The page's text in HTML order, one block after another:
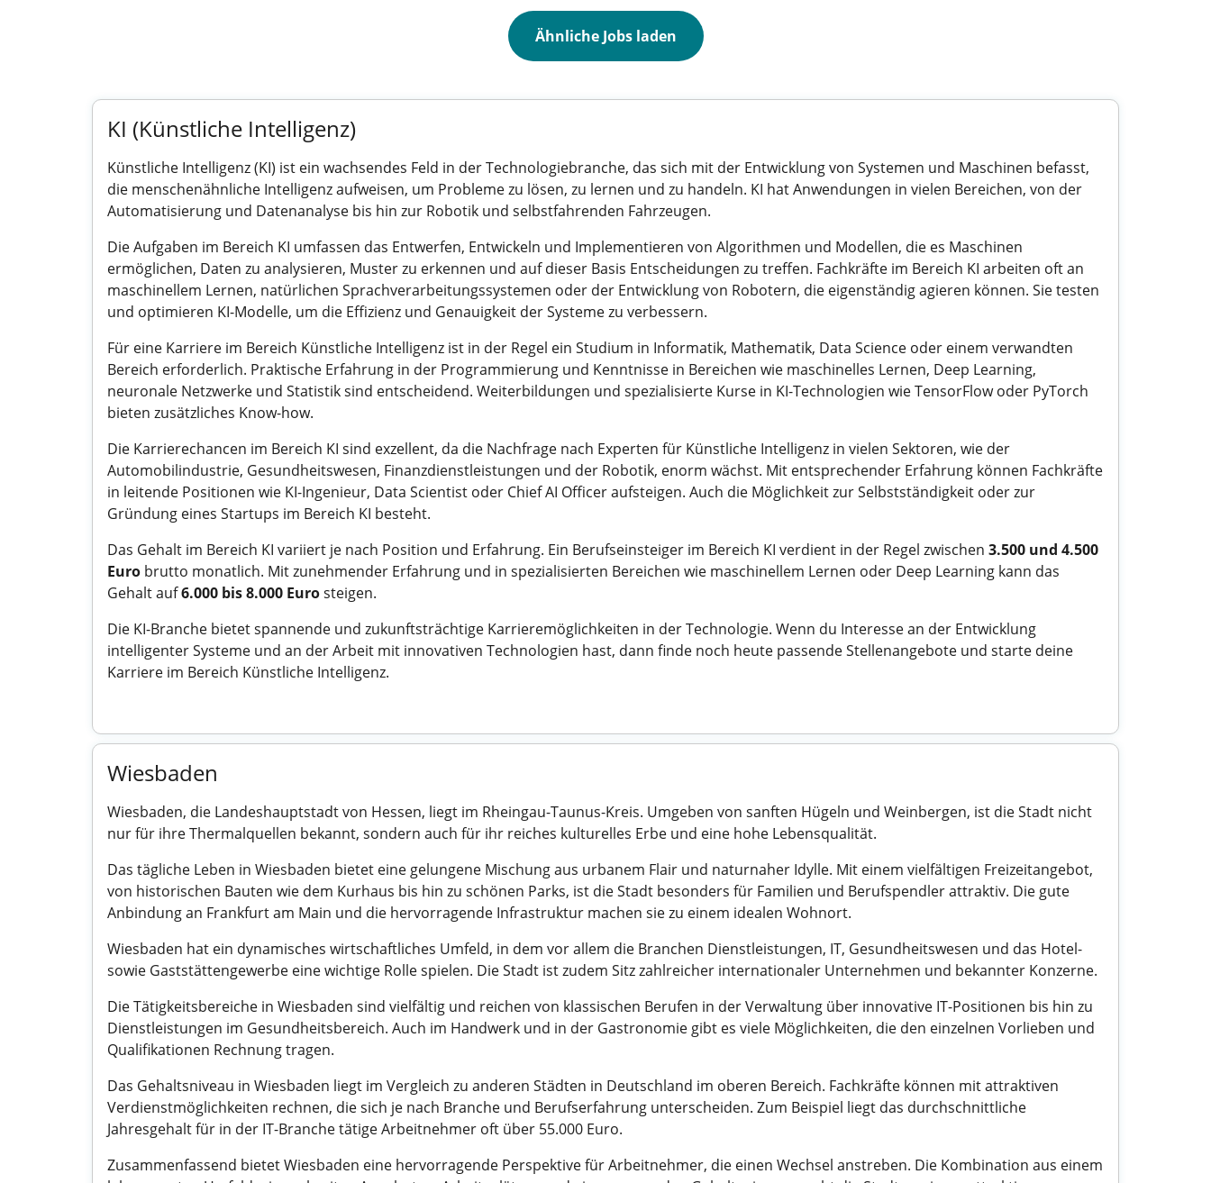
Ähnliche Jobs laden
KI (Künstliche Intelligenz)
Künstliche Intelligenz (KI) ist ein wachsendes Feld in der Technologiebranche, das sich mit der Entwicklung von Systemen und Maschinen befasst,
die menschenähnliche Intelligenz aufweisen, um Probleme zu lösen, zu lernen und zu handeln. KI hat Anwendungen in vielen Bereichen, von der
Automatisierung und Datenanalyse bis hin zur Robotik und selbstfahrenden Fahrzeugen.
Die Aufgaben im Bereich KI umfassen das Entwerfen, Entwickeln und Implementieren von Algorithmen und Modellen, die es Maschinen
ermöglichen, Daten zu analysieren, Muster zu erkennen und auf dieser Basis Entscheidungen zu treffen. Fachkräfte im Bereich KI arbeiten oft an
maschinellem Lernen, natürlichen Sprachverarbeitungssystemen oder der Entwicklung von Robotern, die eigenständig agieren können. Sie testen
und optimieren KI-Modelle, um die Effizienz und Genauigkeit der Systeme zu verbessern.
Für eine Karriere im Bereich Künstliche Intelligenz ist in der Regel ein Studium in Informatik, Mathematik, Data Science oder einem verwandten
Bereich erforderlich. Praktische Erfahrung in der Programmierung und Kenntnisse in Bereichen wie maschinelles Lernen, Deep Learning,
neuronale Netzwerke und Statistik sind entscheidend. Weiterbildungen und spezialisierte Kurse in KI-Technologien wie TensorFlow oder PyTorch
bieten zusätzliches Know-how.
Die Karrierechancen im Bereich KI sind exzellent, da die Nachfrage nach Experten für Künstliche Intelligenz in vielen Sektoren, wie der
Automobilindustrie, Gesundheitswesen, Finanzdienstleistungen und der Robotik, enorm wächst. Mit entsprechender Erfahrung können Fachkräfte
in leitende Positionen wie KI-Ingenieur, Data Scientist oder Chief AI Officer aufsteigen. Auch die Möglichkeit zur Selbstständigkeit oder zur
Gründung eines Startups im Bereich KI besteht.
Das Gehalt im Bereich KI variiert je nach Position und Erfahrung. Ein Berufseinsteiger im Bereich KI verdient in der Regel zwischen 3.500 und 4.500
Euro brutto monatlich. Mit zunehmender Erfahrung und in spezialisierten Bereichen wie maschinellem Lernen oder Deep Learning kann das
Gehalt auf6.000 bis 8.000 Eurosteigen.
Die KI-Branche bietet spannende und zukunftsträchtige Karrieremöglichkeiten in der Technologie. Wenn du Interesse an der Entwicklung
intelligenter Systeme und an der Arbeit mit innovativen Technologien hast, dann finde noch heute passende Stellenangebote und starte deine
Karriere im Bereich Künstliche Intelligenz.
Wiesbaden
Wiesbaden, die Landeshauptstadt von Hessen, liegt im Rheingau-Taunus-Kreis. Umgeben von sanften Hügeln und Weinbergen, ist die Stadt nicht
nur für ihre Thermalquellen bekannt, sondern auch für ihr reiches kulturelles Erbe und eine hohe Lebensqualität.
Das tägliche Leben in Wiesbaden bietet eine gelungene Mischung aus urbanem Flair und naturnaher Idylle. Mit einem vielfältigen Freizeitangebot,
von historischen Bauten wie dem Kurhaus bis hin zu schönen Parks, ist die Stadt besonders für Familien und Berufspendler attraktiv. Die gute
Anbindung an Frankfurt am Main und die hervorragende Infrastruktur machen sie zu einem idealen Wohnort.
Wiesbaden hat ein dynamisches wirtschaftliches Umfeld, in dem vor allem die Branchen Dienstleistungen, IT, Gesundheitswesen und das Hotel-
sowie Gaststättengewerbe eine wichtige Rolle spielen. Die Stadt ist zudem Sitz zahlreicher internationaler Unternehmen und bekannter Konzerne.
Die Tätigkeitsbereiche in Wiesbaden sind vielfältig und reichen von klassischen Berufen in der Verwaltung über innovative IT-Positionen bis hin zu
Dienstleistungen im Gesundheitsbereich. Auch im Handwerk und in der Gastronomie gibt es viele Möglichkeiten, die den einzelnen Vorlieben und
Qualifikationen Rechnung tragen.
Das Gehaltsniveau in Wiesbaden liegt im Vergleich zu anderen Städten in Deutschland im oberen Bereich. Fachkräfte können mit attraktiven
Verdienstmöglichkeiten rechnen, die sich je nach Branche und Berufserfahrung unterscheiden. Zum Beispiel liegt das durchschnittliche
Jahresgehalt für in der IT-Branche tätige Arbeitnehmer oft über 55.000 Euro.
Zusammenfassend bietet Wiesbaden eine hervorragende Perspektive für Arbeitnehmer, die einen Wechsel anstreben. Die Kombination aus einem